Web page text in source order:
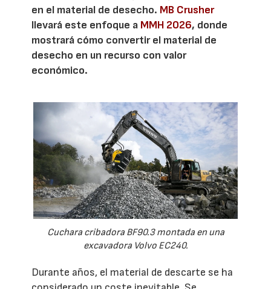
en el material de desecho. MB Crusher
llevará este enfoque a MMH 2026, donde
mostrará cómo convertir el material de
desecho en un recurso con valor
económico.
Cuchara cribadora BF90.3 montada en una
excavadora Volvo EC240.
Durante años, el material de descarte se ha